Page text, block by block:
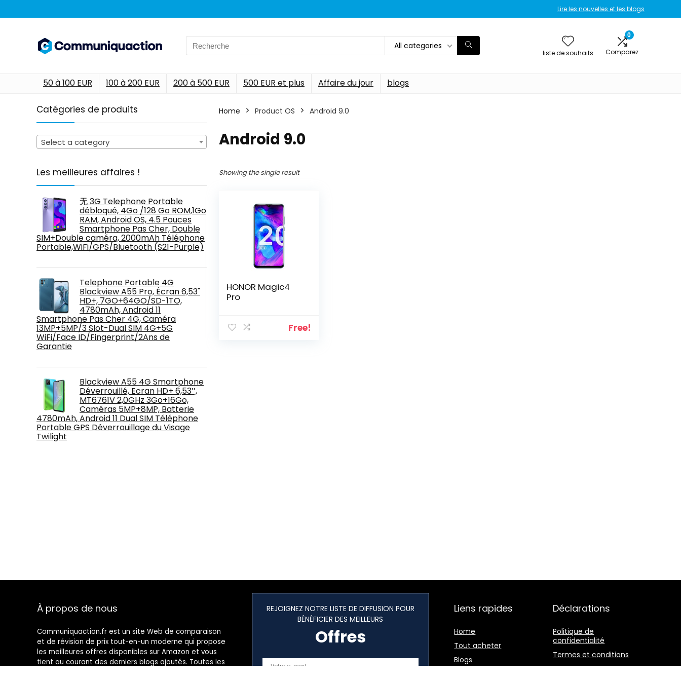
Lire les nouvelles et les blogs
Search
for:
All categories
liste de souhaits
0
Comparez
50 à 100 EUR 100 à 200 EUR 200 à 500 EUR 500 EUR et plus Affaire du jour blogs
Catégories de produits
Select a category
Les meilleures affaires !
无 3G Telephone Portable
débloqué, 4Go /128 Go ROM,1Go
RAM, Android OS, 4.5 Pouces
Smartphone Pas Cher, Double
SIM+Double caméra, 2000mAh Téléphone
Portable,WiFi/GPS/Bluetooth (S21-Purple)
Telephone Portable 4G
Blackview A55 Pro, Écran 6,53"
HD+, 7GO+64GO/SD-1TO,
4780mAh, Android 11
Smartphone Pas Cher 4G, Caméra
13MP+5MP/3 Slot-Dual SIM 4G+5G
WiFi/Face ID/Fingerprint/2Ans de
Garantie
Blackview A55 4G Smartphone
Déverrouillé, Ecran HD+ 6,53’’,
MT6761V 2,0GHz 3Go+16Go,
Caméras 5MP+8MP, Batterie
4780mAh, Android 11 Dual SIM Téléphone
Portable GPS Déverrouillage du Visage
Twilight
Home Product OS ‎Android 9.0
‎Android 9.0
Showing the single result
HONOR Magic4
Pro
Free!
À propos de nous
Communiquaction.fr est un site Web de comparaison
et de révision de prix tout-en-un moderne qui propose
les meilleures offres disponibles sur Amazon et vous
tient au courant des derniers blogs ajoutés. Toutes les
REJOIGNEZ NOTRE LISTE DE DIFFUSION POUR
BÉNÉFICIER DES MEILLEURS
Offres
Liens rapides
Home
Tout acheter
Blogs
Déclarations
Politique de
confidentialité
Termes et conditions
Divulgation des